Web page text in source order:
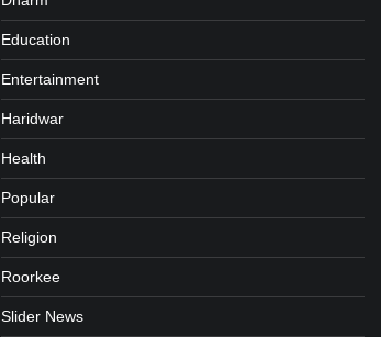
Education
Entertainment
Haridwar
Health
Popular
Religion
Roorkee
Slider News